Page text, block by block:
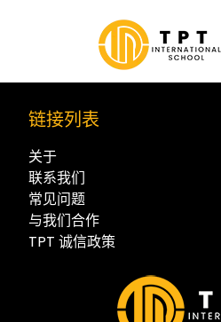
链接列表
关于
联系我们
常见问题
与我们合作
TPT 诚信政策